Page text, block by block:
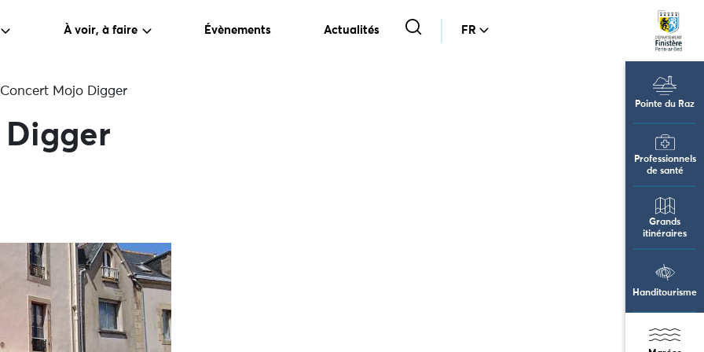
À voir, à faire Évènements Actualités FR
Pointe du Raz
Professionnels
de santé
Grands
itinéraires
Handitourisme
Concert Mojo Digger